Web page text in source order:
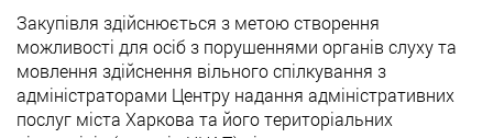
Закупівля здійснюється з метою створення
можливості для осіб з порушеннями органів слуху та
мовлення здійснення вільного спілкування з
адміністраторами Центру надання адміністративних
послуг міста Харкова та його територіальних